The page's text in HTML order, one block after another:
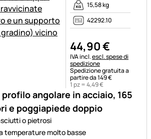
profilo angolare in acciaio, 165
e poggiapiede doppio
o pietrosi
temperature molto basse
15,58 kg
42292.10
44,90€
Informazioni fiscali:
IVA incl.escl. spese di
spedizione
Spedizione gratuita a
partire da 149 €
1 pz =4,49€